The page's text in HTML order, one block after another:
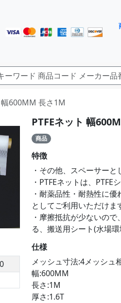
600MM 長さ1M
PTFEネット 幅
商品
特徴
・その他、スペーサーと
・PTFEネットは、
・耐薬品性・耐熱性に
としてご利用いただけま
・摩擦抵抗が少ないの
る、搬送用シート(水場
仕様
メッシュ寸法:4メッシュ
幅:600MM
長さ:1M
厚さ:1.6T